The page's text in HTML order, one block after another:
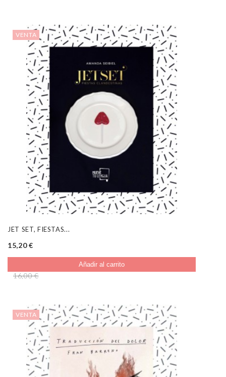
VENTA
JET SET, FIESTAS...
15,20 €
Añadir al carrito
16,00 €
VENTA